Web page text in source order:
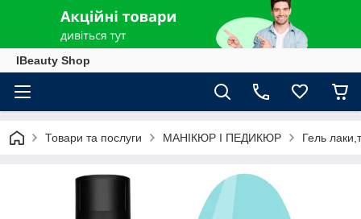
IBeauty Shop
Товари та послуги МАНІКЮР І ПЕДИКЮР Гель